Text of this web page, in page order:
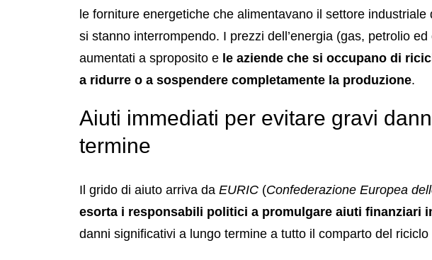
le forniture energetiche che alimentavano il settore industriale
si stanno interrompendo. I prezzi dell’energia (gas, petrolio
aumentati a sproposito e le aziende che si occupano di
a ridurre o a sospendere completamente la produzione.
Aiuti immediati per evitare gravi
termine
Il grido di aiuto arriva da EURIC (Confederazione Europea
esorta i responsabili politici a promulgare aiuti finanziari
danni significativi a lungo termine a tutto il comparto del riciclo